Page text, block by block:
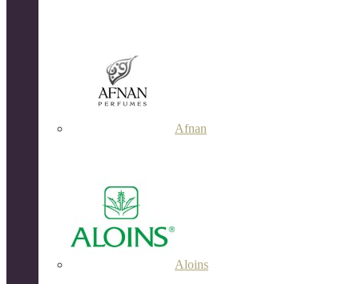
Afnan
Aloins